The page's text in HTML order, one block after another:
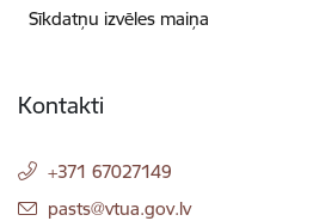
Sīkdatņu izvēles maiņa
Kontakti
+371 67027149
E-pasts:
pasts@vtua.gov.lv